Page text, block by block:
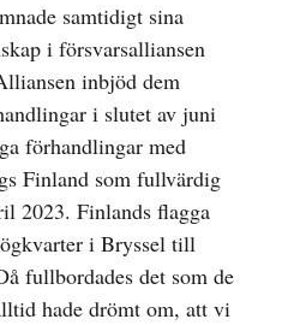
samtidigt sina
i försvarsalliansen
inbjöd dem
i slutet av juni
förhandlingar med
Finland som fullvärdig
2023. Finlands flagga
i Bryssel till
fullbordades det som de
hade drömt om, att vi